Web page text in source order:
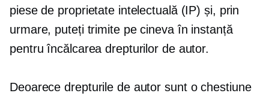
piese de proprietate intelectuală (IP) și, prin
urmare, puteți trimite pe cineva în instanță
pentru încălcarea drepturilor de autor.
Deoarece drepturile de autor sunt o chestiune